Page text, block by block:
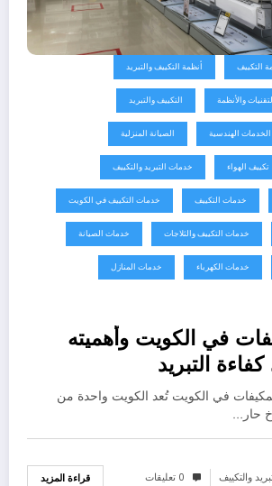
التكييف أنظمة التكييف والتبريد
والأنظمة التكييف والتبريد
الخدمات الهندسية الصيانة المنزلية
تكييف الهواء خدمات التبريد والتكييف
خدمات التكييف خدمات التكييف في الكويت
خدمات التكييف والثلاجات خدمات الصيانة
خدمات الكهرباء خدمات المنازل
في الكويت وأهميته
التبريد
في الكويت تُعد الكويت واحدة من
حار…
والتكييف 0 تعليقات قراءة المزيد